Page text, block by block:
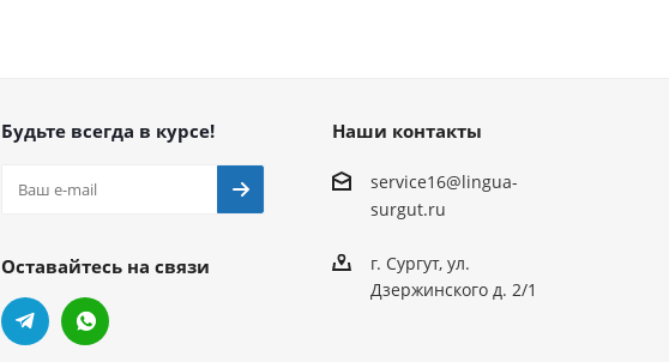
Будьте всегда в курсе!
Оставайтесь на связи
Наши контакты
service16@lingua-
surgut.ru
г. Сургут,ул.
Дзержинского д. 2/1